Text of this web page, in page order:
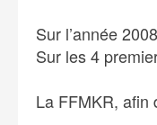
Sur l’année
Sur les 4
La FFMKR, afin